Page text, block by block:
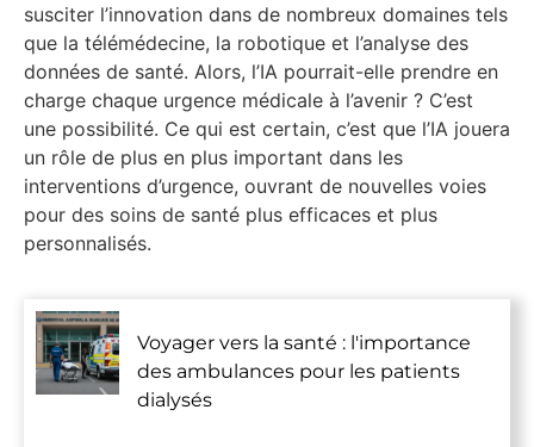
susciter l’innovation dans de nombreux domaines tels
que la télémédecine, la robotique et l’analyse des
données de santé. Alors, l’IA pourrait-elle prendre en
charge chaque urgence médicale à l’avenir ? C’est
une possibilité. Ce qui est certain, c’est que l’IA jouera
un rôle de plus en plus important dans les
interventions d’urgence, ouvrant de nouvelles voies
pour des soins de santé plus efficaces et plus
personnalisés.
Voyager vers la santé : l'importance
des ambulances pour les patients
dialysés